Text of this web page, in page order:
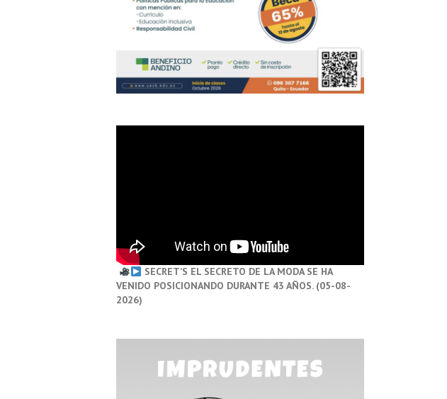
SECRET’S EL SECRETO DE LA MODA SE HA
VENIDO POSICIONANDO DURANTE 43 AÑOS. (05-08-
2026)